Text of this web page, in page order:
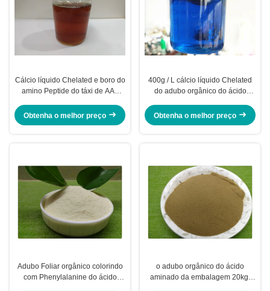
Cálcio líquido Chelated e boro do
amino Peptide do táxi de AAL
Obtenha o melhor preço
400g / L cálcio líquido Chelated
do adubo orgânico do ácido
Obtenha o melhor preço
Adubo Foliar orgânico colorindo
com Phenylalanine do ácido
o adubo orgânico do ácido
aminado da embalagem 20kg,